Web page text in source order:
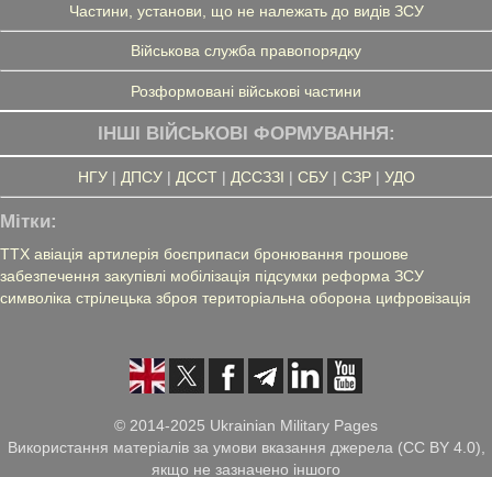
Частини, установи, що не належать до видів ЗСУ
Військова служба правопорядку
Розформовані військові частини
ІНШІ ВІЙСЬКОВІ ФОРМУВАННЯ:
НГУ| ДПСУ| ДССТ| ДССЗЗІ | СБУ| СЗР| УДО
Мітки:
ТТХ авіація артилерія боєприпаси бронювання грошове
забезпечення закупівлі мобілізація підсумки реформа ЗСУ
символіка стрілецька зброя територіальна оборона цифровізація
© 2014-2025 Ukrainian Military Pages
Використання матеріалів за умови вказання джерела (CC BY 4.0),
якщо не зазначено іншого